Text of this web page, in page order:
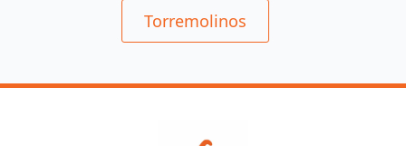
Torremolinos